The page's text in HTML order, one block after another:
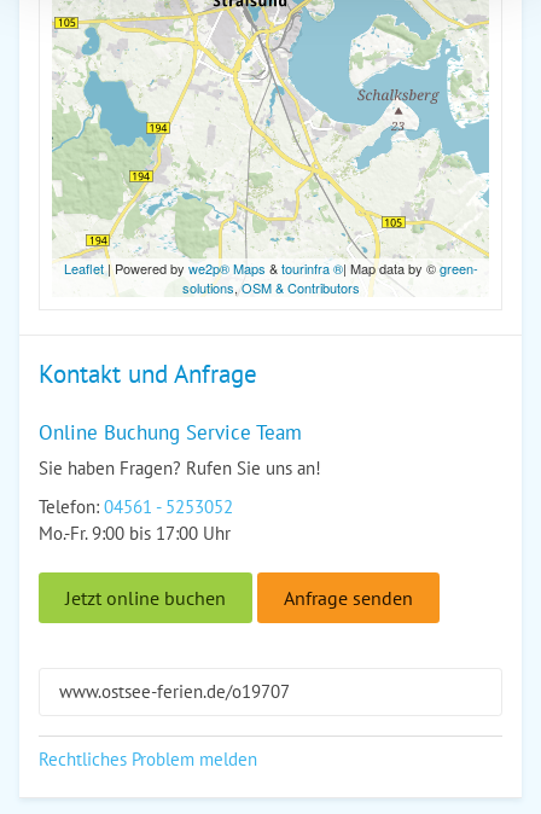
Leaflet| Powered by we2p® Maps &tourinfra ®| Map data by ©green-
solutions,OSM & Contributors
Kontakt und Anfrage
Online Buchung Service Team
Sie haben Fragen? Rufen Sie uns an!
Telefon: 04561 - 5253052
Mo.-Fr. 9:00 bis 17:00 Uhr
Jetzt online buchen Anfrage senden
www.ostsee-ferien.de/o19707
Rechtliches Problem melden